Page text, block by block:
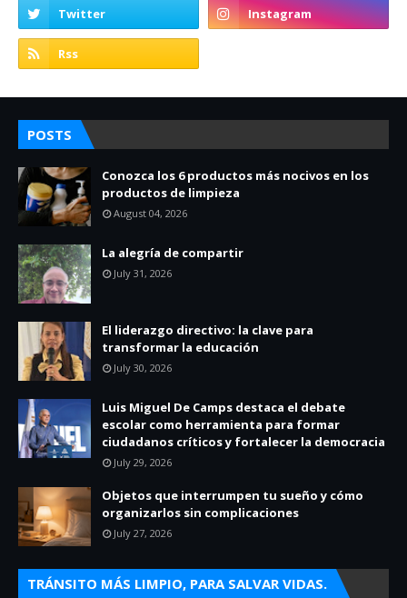
POSTS
Conozca los 6 productos más nocivos en los
productos de limpieza
August 04, 2026
La alegría de compartir
July 31, 2026
El liderazgo directivo: la clave para
transformar la educación
July 30, 2026
Luis Miguel De Camps destaca el debate
escolar como herramienta para formar
ciudadanos críticos y fortalecer la democracia
July 29, 2026
Objetos que interrumpen tu sueño y cómo
organizarlos sin complicaciones
July 27, 2026
TRÁNSITO MÁS LIMPIO, PARA SALVAR VIDAS.